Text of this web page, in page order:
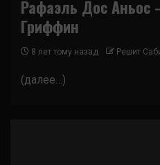
Рафаэль Дос Аньос
Гриффин
8 лет тому назад Решит
(далее…)